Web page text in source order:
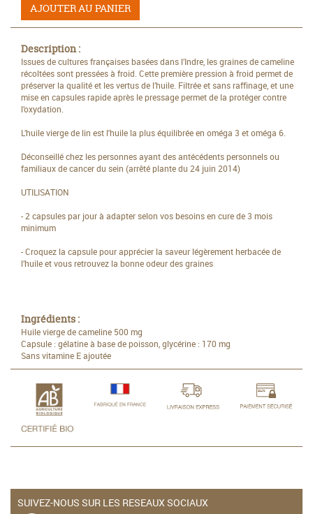
AJOUTER AU PANIER
Description :
Issues de cultures françaises basées dans l’Indre, les graines de cameline
récoltées sont pressées à froid. Cette première pression à froid permet de
préserver la qualité et les vertus de l’huile. Filtrée et sans raffinage, et une
mise en capsules rapide après le pressage permet de la protéger contre
l’oxydation.
L’huile vierge de lin est l'huile la plus équilibrée en oméga 3 et oméga 6.
Déconseillé chez les personnes ayant des antécédents personnels ou
familiaux de cancer du sein (arrêté plante du 24 juin 2014)
UTILISATION
- 2 capsules par jour à adapter selon vos besoins en cure de 3 mois
minimum
- Croquez la capsule pour apprécier la saveur légèrement herbacée de
l’huile et vous retrouvez la bonne odeur des graines
Ingrédients :
Huile vierge de cameline 500 mg
Capsule : gélatine à base de poisson, glycérine : 170 mg
Sans vitamine E ajoutée
SUIVEZ-NOUS SUR LES RESEAUX SOCIAUX